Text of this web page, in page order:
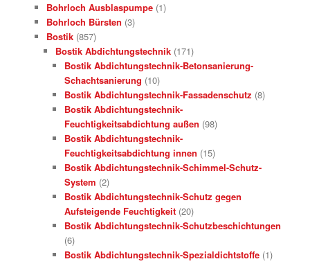
Bohrloch Ausblaspumpe (1)
Bohrloch Bürsten (3)
Bostik (857)
Bostik Abdichtungstechnik (171)
Bostik Abdichtungstechnik-Betonsanierung-
Schachtsanierung (10)
Bostik Abdichtungstechnik-Fassadenschutz (8)
Bostik Abdichtungstechnik-
Feuchtigkeitsabdichtung außen (98)
Bostik Abdichtungstechnik-
Feuchtigkeitsabdichtung innen (15)
Bostik Abdichtungstechnik-Schimmel-Schutz-
System (2)
Bostik Abdichtungstechnik-Schutz gegen
Aufsteigende Feuchtigkeit (20)
Bostik Abdichtungstechnik-Schutzbeschichtungen
(6)
Bostik Abdichtungstechnik-Spezialdichtstoffe (1)